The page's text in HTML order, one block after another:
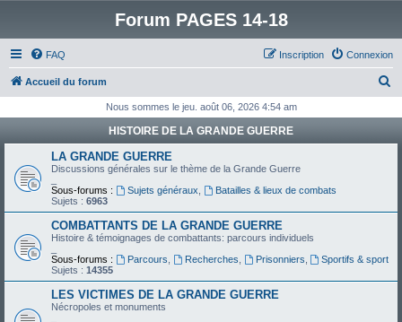
Forum PAGES 14-18
FAQ Connexion
Inscription
Accueil du forum
h
c
Nous sommes le jeu. août 06, 2026 4:54 am
HISTOIRE DE LA GRANDE GUERRE
LA GRANDE GUERRE
Discussions générales sur le thème de la Grande Guerre
Sous-forums :
Sujets généraux
Batailles & lieux de combats
Sujets : 6963
COMBATTANTS DE LA GRANDE GUERRE
Histoire & témoignages de combattants: parcours individuels
Sous-forums :
Parcours Recherches Prisonniers
Sportifs & sport
Sujets : 14355
LES VICTIMES DE LA GRANDE GUERRE
Nécropoles et monuments